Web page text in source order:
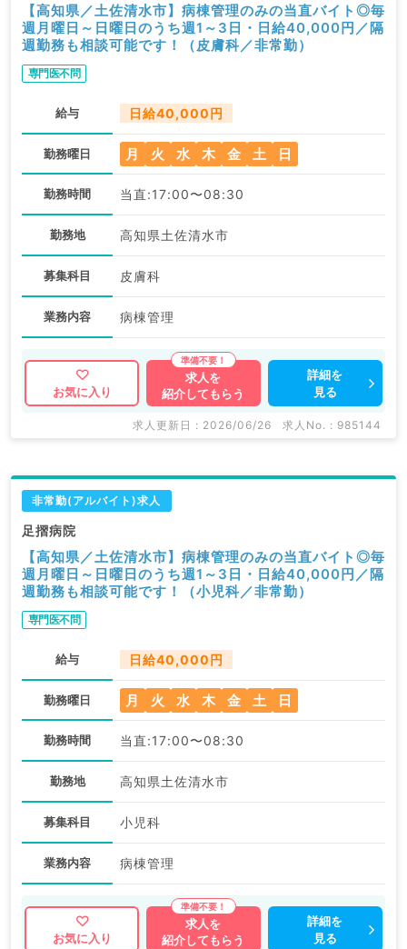
【高知県／土佐清水市】病棟管理のみの当直バイト◎毎
週月曜日～日曜日のうち週1～3日・日給40,000円／隔
週勤務も相談可能です！（皮膚科／非常勤）
専門医不問
給与 日給40,000円
勤務曜日 月 火 水 木 金 土 日
勤務時間 当直:17:00〜08:30
勤務地 高知県土佐清水市
募集科目 皮膚科
業務内容 病棟管理
お気に入り
求人を
紹介してもらう
詳細を
見る
求人更新日 : 2026/06/26 求人No. : 985144
非常勤(アルバイト)求人
足摺病院
【高知県／土佐清水市】病棟管理のみの当直バイト◎毎
週月曜日～日曜日のうち週1～3日・日給40,000円／隔
週勤務も相談可能です！（小児科／非常勤）
専門医不問
給与 日給40,000円
勤務曜日 月 火 水 木 金 土 日
勤務時間 当直:17:00〜08:30
勤務地 高知県土佐清水市
募集科目 小児科
業務内容 病棟管理
お気に入り
求人を
紹介してもらう
詳細を
見る